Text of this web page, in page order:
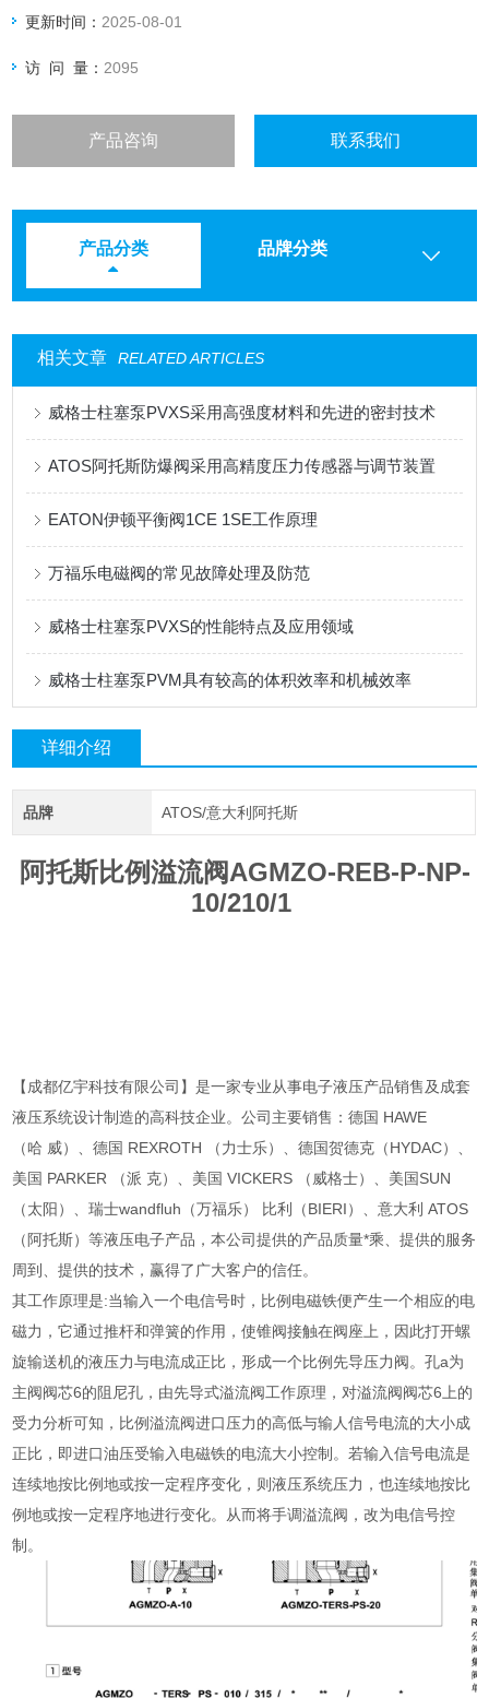
更新时间： 2025-08-01
访 问 量： 2095
产品咨询 联系我们
产品分类 品牌分类
相关文章 RELATED ARTICLES
威格士柱塞泵PVXS采用高强度材料和先进的密封技术
ATOS阿托斯防爆阀采用高精度压力传感器与调节装置
EATON伊顿平衡阀1CE 1SE工作原理
万福乐电磁阀的常见故障处理及防范
威格士柱塞泵PVXS的性能特点及应用领域
威格士柱塞泵PVM具有较高的体积效率和机械效率
详细介绍
品牌 ATOS/意大利阿托斯
阿托斯比例溢流阀AGMZO-REB-P-NP-
10/210/1
【成都亿宇科技有限公司】是一家专业从事电子液压产品销售及成套
液压系统设计制造的高科技企业。公司主要销售：德国 HAWE
（哈 威）、德国 REXROTH （力士乐）、德国贺德克（HYDAC）、
美国 PARKER （派 克）、美国 VICKERS （威格士）、美国SUN
（太阳）、瑞士wandfluh（万福乐） 比利（BIERI）、意大利 ATOS
（阿托斯）等液压电子产品，本公司提供的产品质量*乘、提供的服务
周到、提供的技术，赢得了广大客户的信任。
其工作原理是:当输入一个电信号时，比例电磁铁便产生一个相应的电
磁力，它通过推杆和弹簧的作用，使锥阀接触在阀座上，因此打开螺
旋输送机的液压力与电流成正比，形成一个比例先导压力阀。孔a为
主阀阀芯6的阻尼孔，由先导式溢流阀工作原理，对溢流阀阀芯6上的
受力分析可知，比例溢流阀进口压力的高低与输人信号电流的大小成
正比，即进口油压受输入电磁铁的电流大小控制。若输入信号电流是
连续地按比例地或按一定程序变化，则液压系统压力，也连续地按比
例地或按一定程序地进行变化。从而将手调溢流阀，改为电信号控
制。